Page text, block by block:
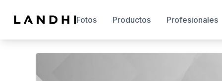
Fotos Productos Profesionales